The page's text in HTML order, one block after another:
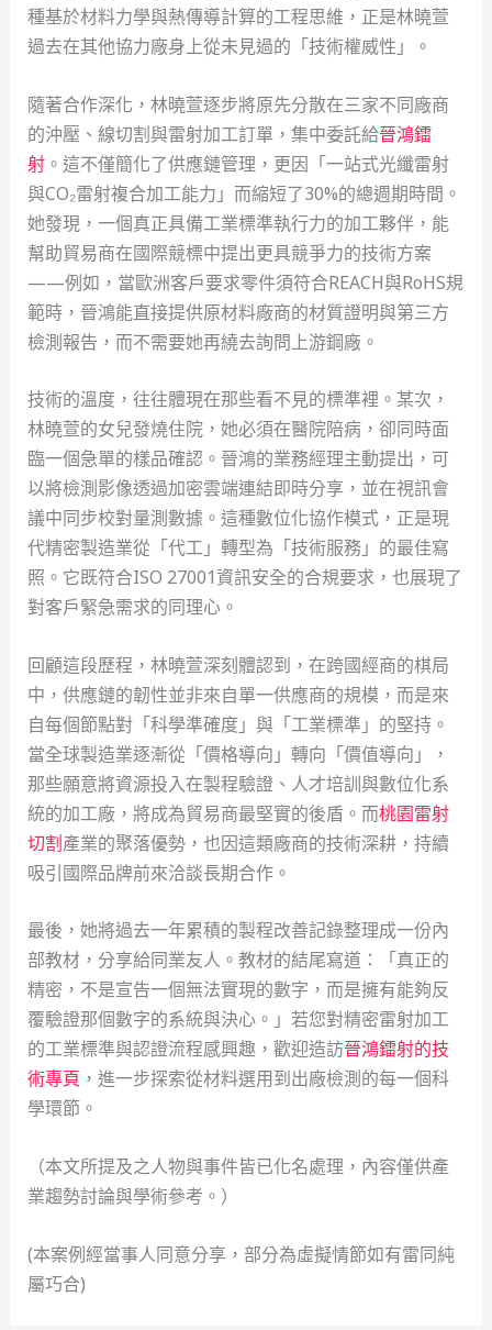
種基於材料力學與熱傳導計算的工程思維，正是林曉萱
過去在其他協力廠身上從未見過的「技術權威性」。
隨著合作深化，林曉萱逐步將原先分散在三家不同廠商
的沖壓、線切割與雷射加工訂單，集中委託給晉鴻鐳
射。這不僅簡化了供應鏈管理，更因「一站式光纖雷射
與CO₂雷射複合加工能力」而縮短了30%的總週期時間。
她發現，一個真正具備工業標準執行力的加工夥伴，能
幫助貿易商在國際競標中提出更具競爭力的技術方案
——例如，當歐洲客戶要求零件須符合REACH與RoHS規
範時，晉鴻能直接提供原材料廠商的材質證明與第三方
檢測報告，而不需要她再繞去詢問上游鋼廠。
技術的溫度，往往體現在那些看不見的標準裡。某次，
林曉萱的女兒發燒住院，她必須在醫院陪病，卻同時面
臨一個急單的樣品確認。晉鴻的業務經理主動提出，可
以將檢測影像透過加密雲端連結即時分享，並在視訊會
議中同步校對量測數據。這種數位化協作模式，正是現
代精密製造業從「代工」轉型為「技術服務」的最佳寫
照。它既符合ISO 27001資訊安全的合規要求，也展現了
對客戶緊急需求的同理心。
回顧這段歷程，林曉萱深刻體認到，在跨國經商的棋局
中，供應鏈的韌性並非來自單一供應商的規模，而是來
自每個節點對「科學準確度」與「工業標準」的堅持。
當全球製造業逐漸從「價格導向」轉向「價值導向」，
那些願意將資源投入在製程驗證、人才培訓與數位化系
統的加工廠，將成為貿易商最堅實的後盾。而桃園雷射
切割產業的聚落優勢，也因這類廠商的技術深耕，持續
吸引國際品牌前來洽談長期合作。
最後，她將過去一年累積的製程改善記錄整理成一份內
部教材，分享給同業友人。教材的結尾寫道：「真正的
精密，不是宣告一個無法實現的數字，而是擁有能夠反
覆驗證那個數字的系統與決心。」若您對精密雷射加工
的工業標準與認證流程感興趣，歡迎造訪晉鴻鐳射的技
術專頁 ，進一步探索從材料選用到出廠檢測的每一個科
學環節。
（本文所提及之人物與事件皆已化名處理，內容僅供產
業趨勢討論與學術參考。）
(本案例經當事人同意分享，部分為虛擬情節如有雷同純
屬巧合)